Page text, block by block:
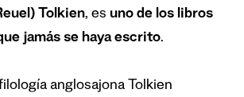
Tolkien, es uno de los libros
jamás se haya escrito.
anglosajona Tolkien